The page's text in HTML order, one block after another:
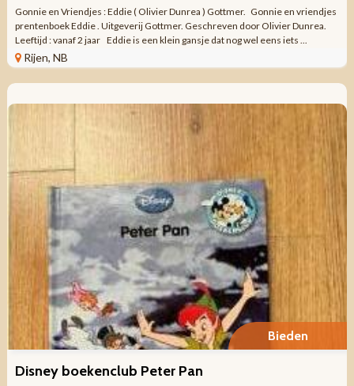
Gonnie en Vriendjes : Eddie ( Olivier Dunrea ) Gottmer. Gonnie en vriendjes
prentenboek Eddie . Uitgeverij Gottmer. Geschreven door Olivier Dunrea.
Leeftijd : vanaf 2 jaar Eddie is een klein gansje dat nog wel eens iets ...
Rijen, NB
Bieden
Disney boekenclub Peter Pan